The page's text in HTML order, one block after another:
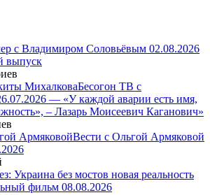
с Владимиром Соловьёвым 02.08.2026
выпуск
Бесогон ТВ с
— «У каждой аварии есть имя,
– Лазарь Моисеевич Каганович»
Вести с Ольгой Армяковой
Украина без мостов новая реальность
фильм 08.08.2026